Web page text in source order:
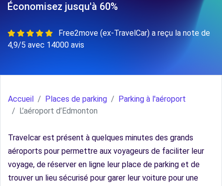
Économisez jusqu'à 60%
Free2move (ex-TravelCar) a reçu la note de
4,9/5 avec 14000 avis
Accueil Places de parking
Parking à l'aéroport
L’aéroport d’Edmonton
Travelcar est présent à quelques minutes des grands
aéroports pour permettre aux voyageurs de faciliter leur
voyage, de réserver en ligne leur place de parking et de
trouver un lieu sécurisé pour garer leur voiture pour une